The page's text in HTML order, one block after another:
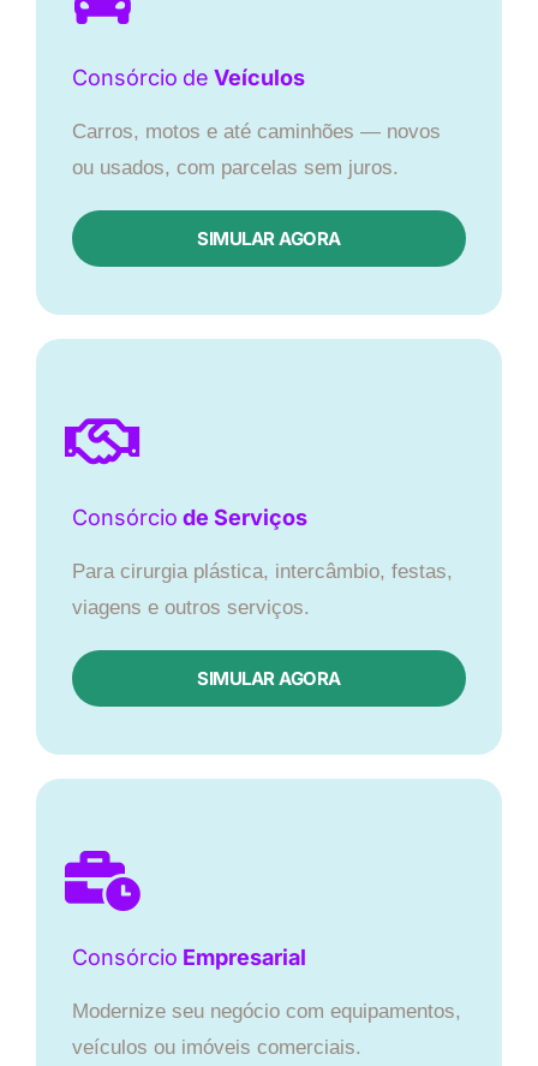
Consórcio de Veículos
Carros, motos e até caminhões — novos
ou usados, com parcelas sem juros.
SIMULAR AGORA
Consórcio de Serviços
Para cirurgia plástica, intercâmbio, festas,
viagens e outros serviços.
SIMULAR AGORA
Consórcio Empresarial
Modernize seu negócio com equipamentos,
veículos ou imóveis comerciais.